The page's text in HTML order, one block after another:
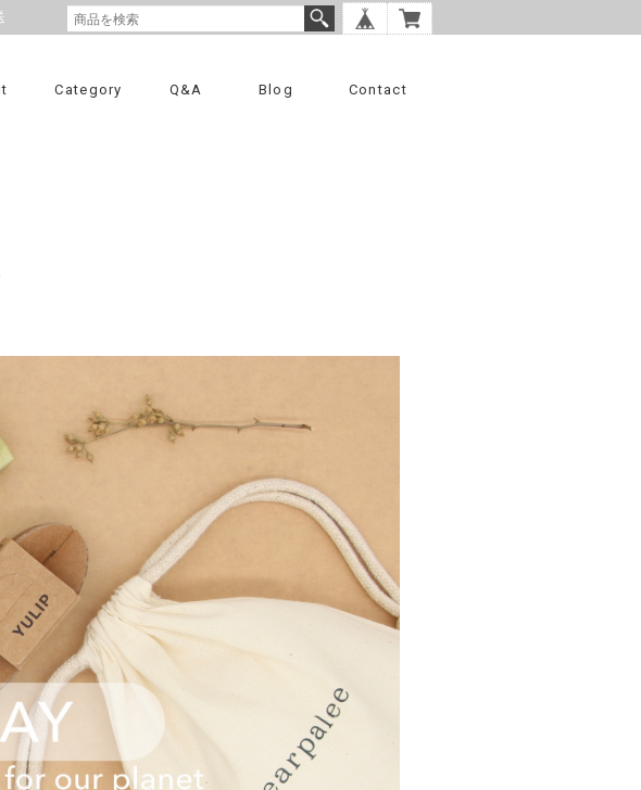
Category Q&A Blog Contact